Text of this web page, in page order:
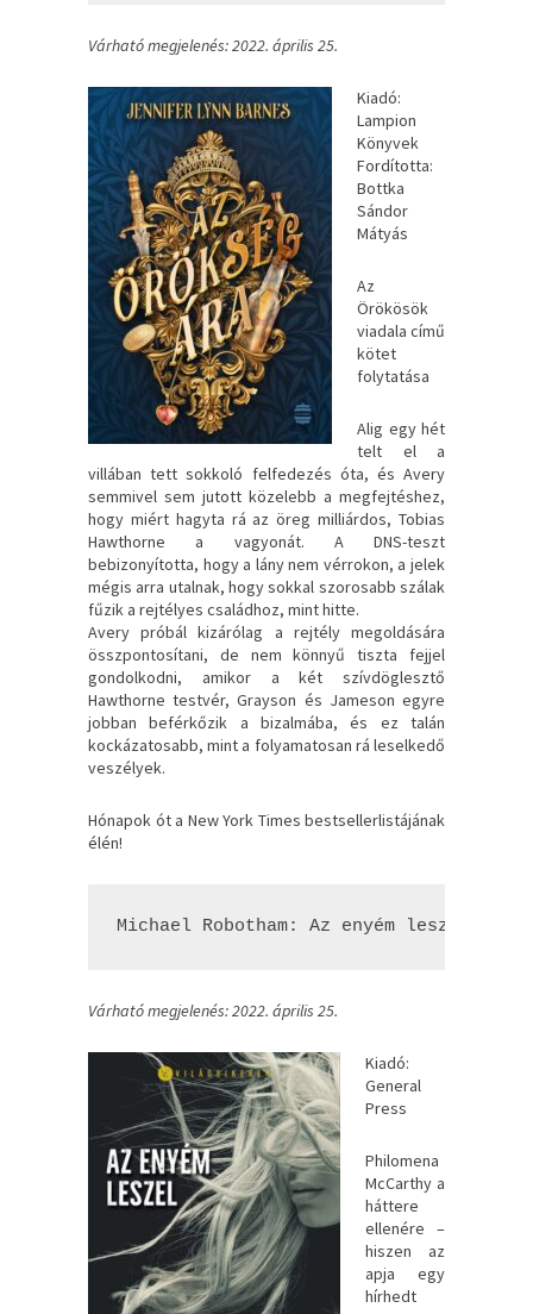
Várható megjelenés: 2022. április 25.
Kiadó:
Lampion
Könyvek
Fordította:
Bottka
Sándor
Mátyás
Az
Örökösök
viadala című
kötet
folytatása
Alig egy hét
telt el a
villában tett sokkoló felfedezés óta, és Avery
semmivel sem jutott közelebb a megfejtéshez,
hogy miért hagyta rá az öreg milliárdos, Tobias
Hawthorne a vagyonát. A DNS-teszt
bebizonyította, hogy a lány nem vérrokon, a jelek
mégis arra utalnak, hogy sokkal szorosabb szálak
fűzik a rejtélyes családhoz, mint hitte.
Avery próbál kizárólag a rejtély megoldására
összpontosítani, de nem könnyű tiszta fejjel
gondolkodni, amikor a két szívdöglesztő
Hawthorne testvér, Grayson és Jameson egyre
jobban beférkőzik a bizalmába, és ez talán
kockázatosabb, mint a folyamatosan rá leselkedő
veszélyek.
Hónapok ót a New York Times bestsellerlistájának
élén!
Michael Robotham: Az ​enyém leszel
Várható megjelenés: 2022. április 25.
Kiadó:
General
Press
Philomena
McCarthy a
háttere
ellenére –
hiszen az
apja egy
hírhedt